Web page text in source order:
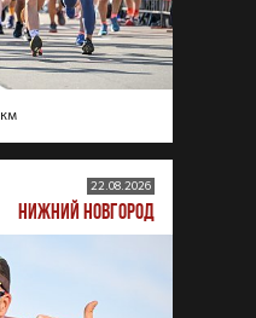
км
22.08.2026
НИЖНИЙ НОВГОРОД